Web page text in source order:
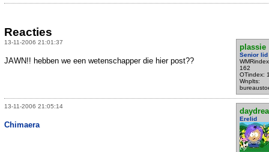
Reacties
13-11-2006 21:01:37
plassie
Senior lid
162
OTindex:
Wnplts:
JAWN!! hebben we een wetenschapper die hier post??
13-11-2006 21:05:14
Erelid
Chimaera